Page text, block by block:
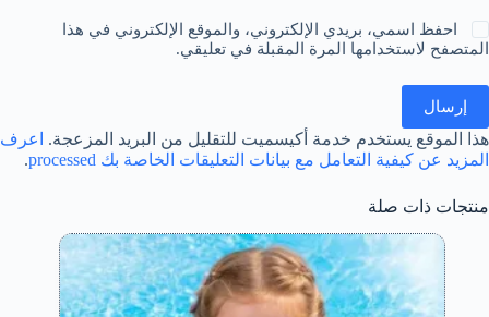
احفظ اسمي، بريدي الإلكتروني، والموقع الإلكتروني في هذا
المتصفح لاستخدامها المرة المقبلة في تعليقي.
إرسال
هذا الموقع يستخدم خدمة أكيسميت للتقليل من البريد المزعجة.
اعرف
المزيد عن كيفية التعامل مع بيانات التعليقات الخاصة بك processed
.
منتجات ذات صلة